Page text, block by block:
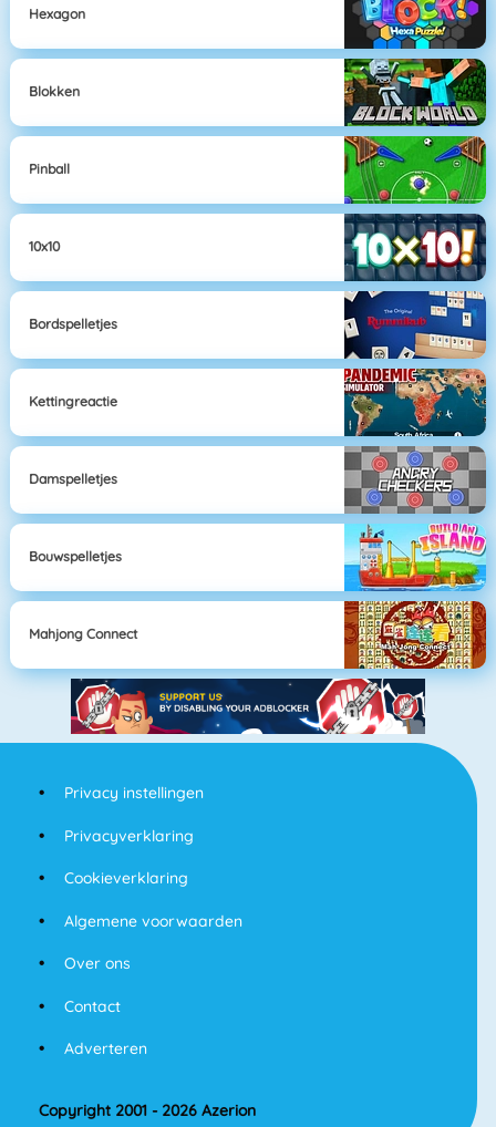
Hexagon
Blokken
Pinball
10x10
Bordspelletjes
Kettingreactie
Damspelletjes
Bouwspelletjes
Mahjong Connect
Privacy instellingen
Privacyverklaring
Cookieverklaring
Algemene voorwaarden
Over ons
Contact
Adverteren
Copyright 2001 - 2026 Azerion